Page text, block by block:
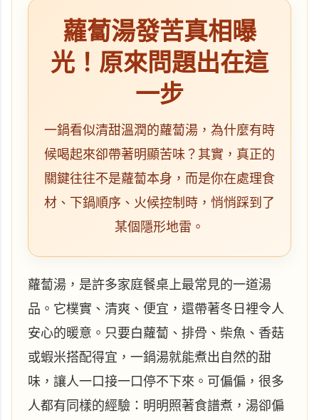
蘿蔔湯發苦真相曝
光！原來問題出在這
一步
一鍋看似清甜溫潤的蘿蔔湯，為什麼有時
候喝起來卻帶著明顯苦味？其實，真正的
關鍵往往不是蘿蔔本身，而是你在處理食
材、下鍋順序、火候控制時，悄悄踩到了
某個隱形地雷。
蘿蔔湯，是許多家庭餐桌上最常見的一道湯
品。它樸實、清爽、便宜，還帶著冬日裡令人
安心的暖意。只要白蘿蔔、排骨、柴魚、香菇
或蝦米搭配得宜，一鍋湯就能煮出自然的甜
味，讓人一口接一口停不下來。可偏偏，很多
人都有同樣的經驗：明明照著食譜煮，湯卻偏